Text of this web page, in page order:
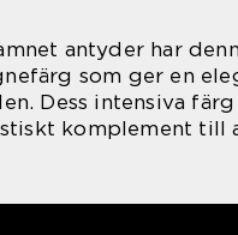
antyder har
som ger en
Dess intensiva
komplement till